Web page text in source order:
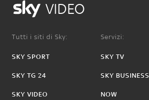
VIDEO
Tutti i siti di Sky:
SKY SPORT
SKY TG 24
SKY VIDEO
Servizi:
SKY TV
SKY BUSINESS
NOW